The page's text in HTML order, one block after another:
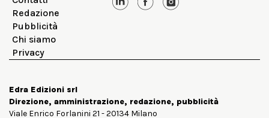
Redazione
Pubblicità
Chi siamo
Privacy
Edra Edizioni srl
Direzione, amministrazione, redazione, pubblicità
Viale Enrico Forlanini 21 - 20134 Milano